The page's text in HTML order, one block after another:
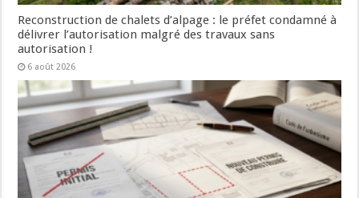
Reconstruction de chalets d’alpage : le préfet condamné à
délivrer l’autorisation malgré des travaux sans
autorisation !
6 août 2026